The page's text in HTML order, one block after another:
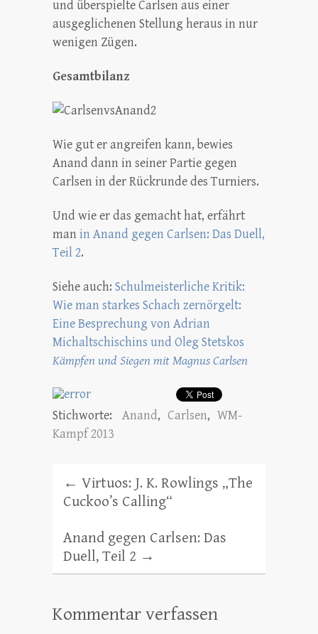
und überspielte Carlsen aus einer
ausgeglichenen Stellung heraus in nur
wenigen Zügen.
Gesamtbilanz
Wie gut er angreifen kann, bewies
Anand dann in seiner Partie gegen
Carlsen in der Rückrunde des Turniers.
Und wie er das gemacht hat, erfährt
man in Anand gegen Carlsen: Das Duell,
Teil 2.
Siehe auch: Schulmeisterliche Kritik:
Wie man starkes Schach zernörgelt:
Eine Besprechung von Adrian
Michaltschischins und Oleg Stetskos
Kämpfen und Siegen mit Magnus Carlsen
Stichworte: Anand, Carlsen, WM-
Kampf 2013
← Virtuos: J. K. Rowlings „The
Cuckoo’s Calling“
Anand gegen Carlsen: Das
Duell, Teil 2 →
Kommentar verfassen